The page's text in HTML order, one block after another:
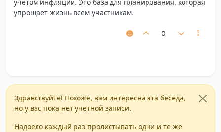
учетом инфляции. Это база для планирования, которая
упрощает жизнь всем участникам.
0
Здравствуйте! Похоже, вам интересна эта беседа,
но у вас пока нет учетной записи.
Надоело каждый раз пролистывать одни и те же